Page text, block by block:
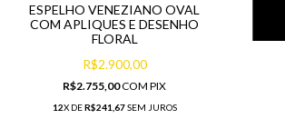
ESPELHO VENEZIANO OVAL
COM APLIQUES E DESENHO
FLORAL
R$2.900,00
R$2.755,00COM PIX
12X DER$241,67SEM JUROS